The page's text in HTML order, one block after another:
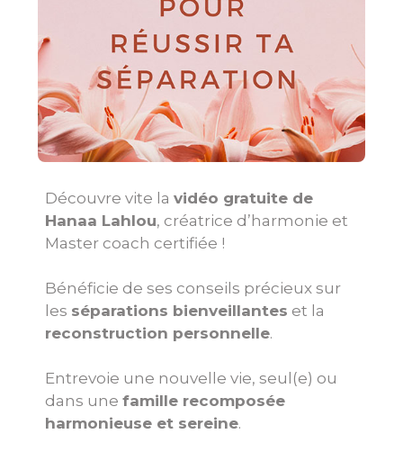
Découvre vite la vidéo gratuite de
Hanaa Lahlou, créatrice d’harmonie et
Master coach certifiée !
Bénéficie de ses conseils précieux sur
les séparations bienveillantes et la
reconstruction personnelle.
Entrevoie une nouvelle vie, seul(e) ou
dans une famille recomposée
harmonieuse et sereine.